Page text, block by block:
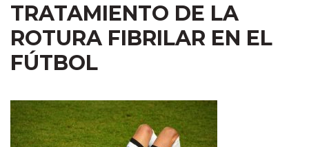
TRATAMIENTO DE LA
ROTURA FIBRILAR EN EL
FÚTBOL